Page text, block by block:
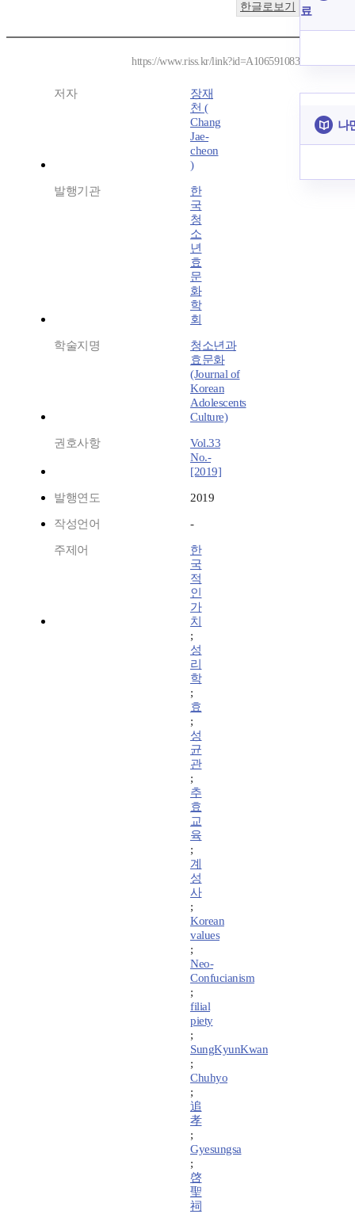
한글로보기
https://www.riss.kr/link?id=A106591083
저자
장재
천 (
Chang
Jae-
cheon
)
발행기관
한
국
청
소
년
효
문
화
학
회
학술지명
청소년과
효문화
(Journal of
Korean
Adolescents
Culture)
권호사항
Vol.33
No.-
[2019]
발행연도 2019
작성언어 -
주제어
한
국
적
인
가
치
;
성
리
학
;
효
;
성
균
관
;
추
효
교
육
;
계
성
사
;
Korean
values
;
Neo-
Confucianism
;
filial
piety
;
SungKyunKwan
;
Chuhyo
;
追
孝
;
Gyesungsa
;
啓
聖
祠
료
나